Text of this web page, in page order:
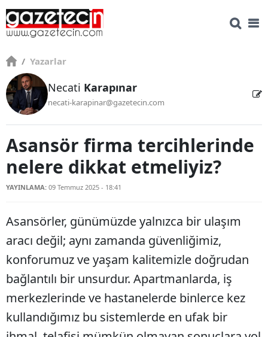
/ Yazarlar
Necati Karapınar
necati-karapinar@gazetecin.com
Asansör firma tercihlerinde
nelere dikkat etmeliyiz?
YAYINLAMA: 09 Temmuz 2025 - 18:41
Asansörler, günümüzde yalnızca bir ulaşım
aracı değil; aynı zamanda güvenliğimiz,
konforumuz ve yaşam kalitemizle doğrudan
bağlantılı bir unsurdur. Apartmanlarda, iş
merkezlerinde ve hastanelerde binlerce kez
kullandığımız bu sistemlerde en ufak bir